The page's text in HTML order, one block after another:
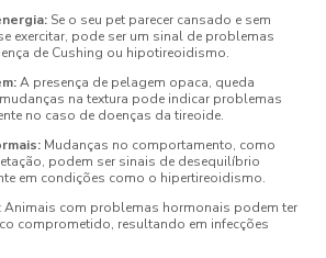
Se o seu pet parecer cansado e sem
exercitar, pode ser um sinal de problemas
de Cushing ou hipotireoidismo.
A presença de pelagem opaca, queda
na textura pode indicar problemas
no caso de doenças da tireoide.
Mudanças no comportamento, como
podem ser sinais de desequilíbrio
em condições como o hipertireoidismo.
Animais com problemas hormonais podem ter
comprometido, resultando em infecções